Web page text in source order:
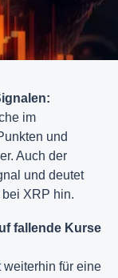
im
und
Auch der
und deutet
XRP hin.
fallende Kurse
weiterhin für eine